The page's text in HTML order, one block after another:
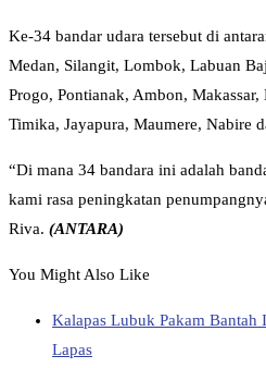
Ke-34 bandar udara tersebut di
Medan, Silangit, Lombok, Labuan
Progo, Pontianak, Ambon,
Timika, Jayapura, Maumere, Nabire
“Di mana 34 bandara ini adalah
kami rasa peningkatan
Riva. (ANTARA)
You Might Also Like
Kalapas Lubuk Pakam Bantah
Lapas